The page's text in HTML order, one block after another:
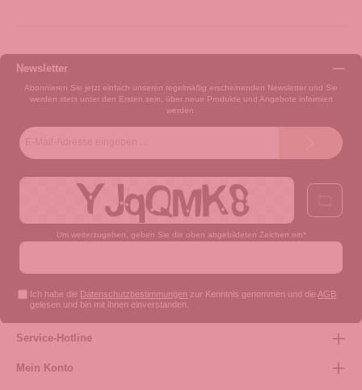
Newsletter
Abonnieren Sie jetzt einfach unseren regelmäßig erscheinenden Newsletter und Sie
werden stets unter den Ersten sein, über neue Produkte und Angebote informiert
werden.
Um weiterzugehen, geben Sie die oben abgebildeten Zeichen ein*
Ich habe die Datenschutzbestimmungen zur Kenntnis genommen und die AGB
gelesen und bin mit ihnen einverstanden.
Service-Hotline
Mein Konto